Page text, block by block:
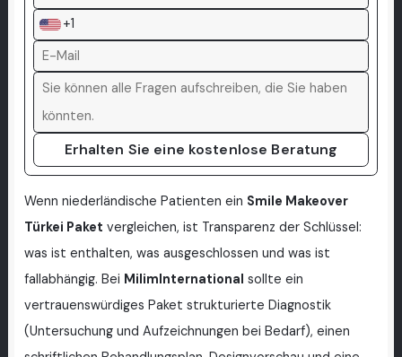
+1
Erhalten Sie eine kostenlose Beratung
Wenn niederländische Patienten ein Smile Makeover
Türkei Paket vergleichen, ist Transparenz der Schlüssel:
was ist enthalten, was ausgeschlossen und was ist
fallabhängig. Bei MilimInternational sollte ein
vertrauenswürdiges Paket strukturierte Diagnostik
(Untersuchung und Aufzeichnungen bei Bedarf), einen